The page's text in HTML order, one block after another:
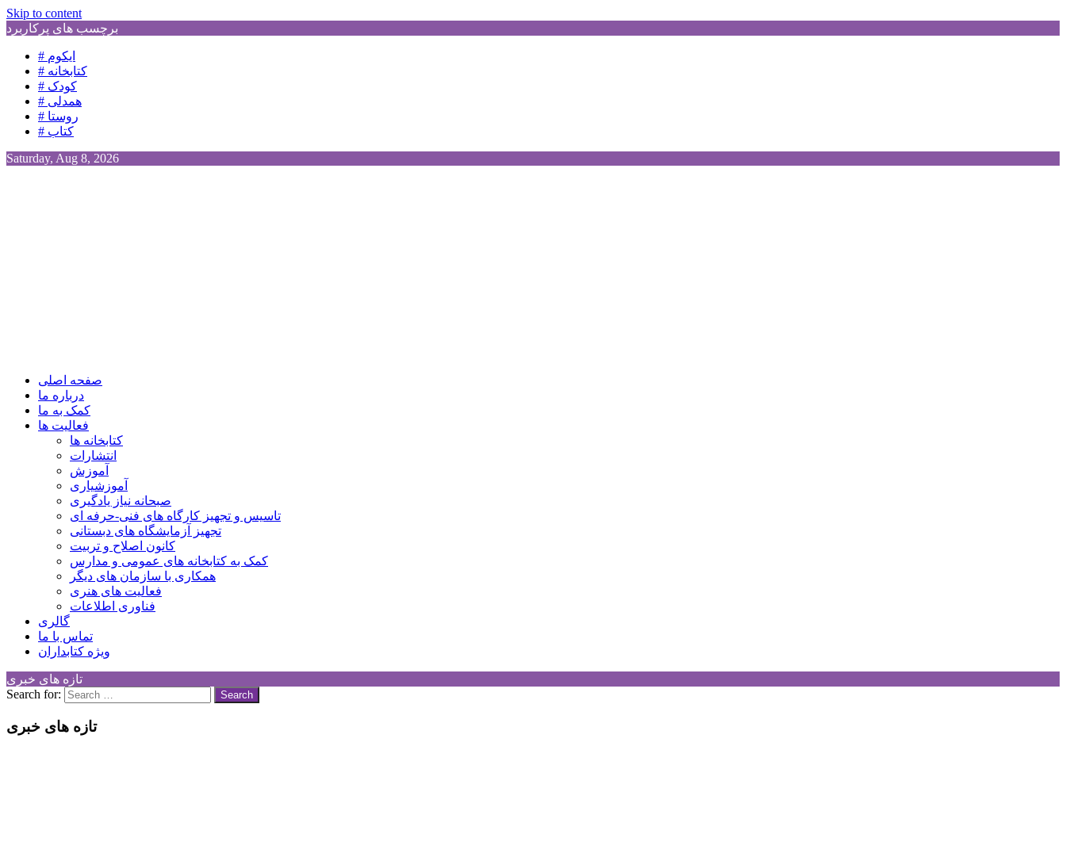
Skip to content
برچسب های پرکاربرد
# ایکوم
# کتابخانه
# کودک
# همدلی
# روستا
# کتاب
Saturday, Aug 8, 2026
Children Cultural Development Center
صفحه اصلی
درباره ما
کمک به ما
فعالیت ها
کتابخانه ها
انتشارات
آموزش
آموزشیاری
صبحانه نیاز یادگیری
تاسیس و تجهیز کارگاه های فنی-حرفه ای
تجهیز آزمایشگاه های دبستانی
کانون اصلاح و تربیت
کمک به کتابخانه های عمومی و مدارس
همکاری با سازمان های دیگر
فعالیت های هنری
فناوری اطلاعات
گالری
تماس با ما
ویژه کتابداران
تازه های خبری
Search for:
تازه های خبری